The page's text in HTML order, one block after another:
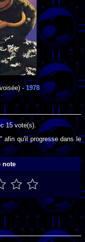
-1978
15vote(s).
afin qu'il progresse dans le
note